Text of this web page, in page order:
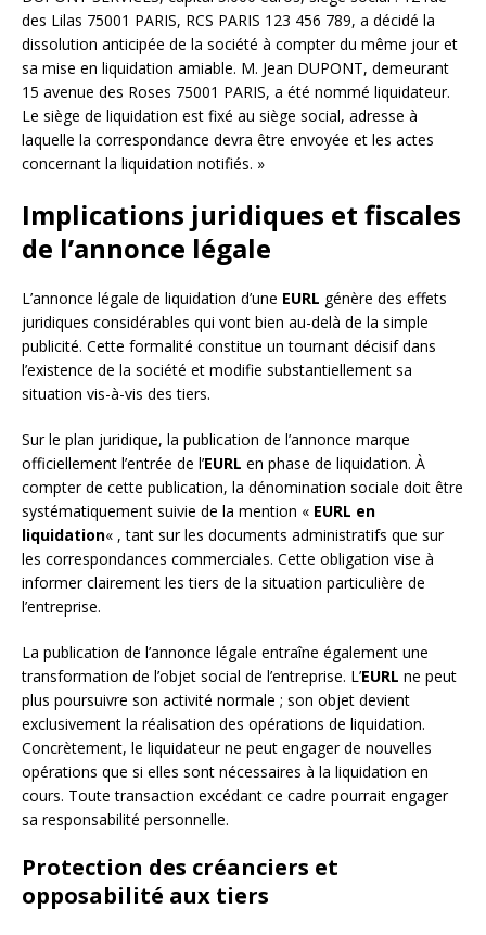
des Lilas 75001 PARIS, RCS PARIS 123 456 789, a décidé la
dissolution anticipée de la société à compter du même jour et
sa mise en liquidation amiable. M. Jean DUPONT, demeurant
15 avenue des Roses 75001 PARIS, a été nommé liquidateur.
Le siège de liquidation est fixé au siège social, adresse à
laquelle la correspondance devra être envoyée et les actes
concernant la liquidation notifiés. »
Implications juridiques et fiscales
de l’annonce légale
L’annonce légale de liquidation d’une EURL génère des effets
juridiques considérables qui vont bien au-delà de la simple
publicité. Cette formalité constitue un tournant décisif dans
l’existence de la société et modifie substantiellement sa
situation vis-à-vis des tiers.
Sur le plan juridique, la publication de l’annonce marque
officiellement l’entrée de l’EURL en phase de liquidation. À
compter de cette publication, la dénomination sociale doit être
systématiquement suivie de la mention « EURL en
liquidation« , tant sur les documents administratifs que sur
les correspondances commerciales. Cette obligation vise à
informer clairement les tiers de la situation particulière de
l’entreprise.
La publication de l’annonce légale entraîne également une
transformation de l’objet social de l’entreprise. L’EURL ne peut
plus poursuivre son activité normale ; son objet devient
exclusivement la réalisation des opérations de liquidation.
Concrètement, le liquidateur ne peut engager de nouvelles
opérations que si elles sont nécessaires à la liquidation en
cours. Toute transaction excédant ce cadre pourrait engager
sa responsabilité personnelle.
Protection des créanciers et
opposabilité aux tiers